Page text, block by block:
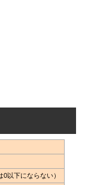
以下にならない）